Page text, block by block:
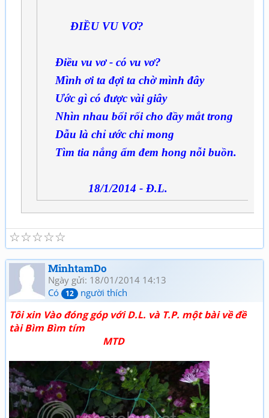
ĐIỀU VU VƠ?
Điều vu vơ - có vu vơ?
Mình ơi ta đợi ta chờ mình đây
Ước gì có được vài giây
Nhìn nhau bối rối cho đầy mắt trong
Dẫu là chỉ ước chỉ mong
Tìm tia nắng ấm đem hong nỗi buồn.
18/1/2014 - Đ.L.
☆
☆
☆
☆
☆
MinhtamDo
Ngày gửi: 18/01/2014 14:13
Có
12 người thích
Tôi xin Vào đóng góp với D.L. và T.P. một bài về đề
tài Bìm Bìm tím
MTD